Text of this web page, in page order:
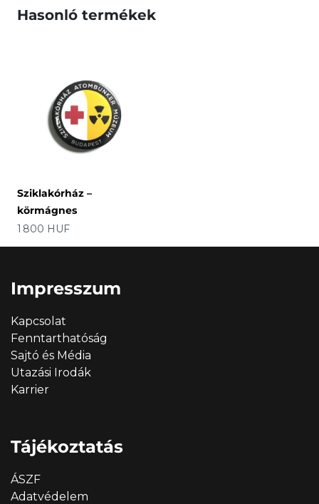
Hasonló termékek
Sziklakórház –
körmágnes
Ár
1 800 HUF
Impresszum
Kapcsolat
Fenntarthatóság
Sajtó és Média
Utazási Irodák
Karrier
Tájékoztatás
ÁSZF
Adatvédelem